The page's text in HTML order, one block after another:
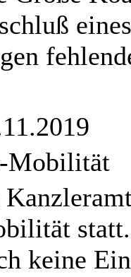
Mobilität
keine